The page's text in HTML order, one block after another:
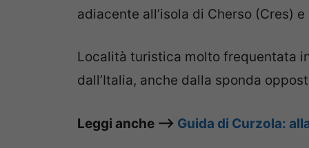
adiacente all’isola di Cherso (Cres) e
Località turistica molto frequentata
dall’Italia, anche dalla sponda
Leggi anche –> Guida di Curzola: